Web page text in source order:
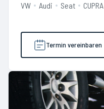
VW Audi Seat CUPRA
Termin vereinbaren